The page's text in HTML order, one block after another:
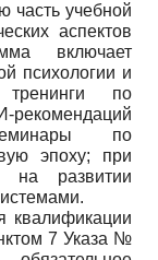
часть учебной
аспектов
включает
психологии и
тренинги по
по
эпоху; при
на развитии
квалификации
7 Указа №